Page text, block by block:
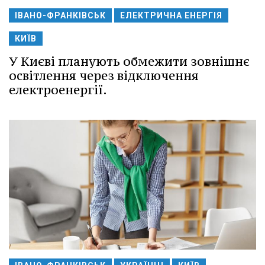
ІВАНО-ФРАНКІВСЬК ЕЛЕКТРИЧНА ЕНЕРГІЯ
КИЇВ
У Києві планують обмежити зовнішнє
освітлення через відключення
електроенергії.